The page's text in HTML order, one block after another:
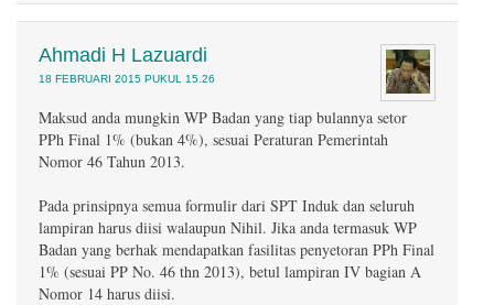
Ahmadi H Lazuardi
18 FEBRUARI 2015 PUKUL 15.26
Maksud anda mungkin WP Badan yang tiap bulannya setor
PPh Final 1% (bukan 4%), sesuai Peraturan Pemerintah
Nomor 46 Tahun 2013.
Pada prinsipnya semua formulir dari SPT Induk dan seluruh
lampiran harus diisi walaupun Nihil. Jika anda termasuk WP
Badan yang berhak mendapatkan fasilitas penyetoran PPh Final
1% (sesuai PP No. 46 thn 2013), betul lampiran IV bagian A
Nomor 14 harus diisi.